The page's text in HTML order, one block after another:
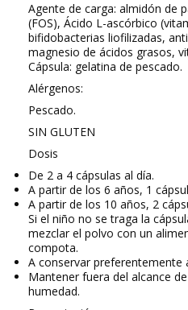
Agente de carga: almidón de
(FOS), Ácido L-ascórbico
bifidobacterias liofilizadas,
magnesio de ácidos grasos,
Cápsula: gelatina de pescado.
Alérgenos:
Pescado.
SIN GLUTEN
Dosis
De 2 a 4 cápsulas al día.
A partir de los 6 años, 1
A partir de los 10 años, 2
Si el niño no se traga la
mezclar el polvo con un
compota.
A conservar preferentemente
Mantener fuera del alcance
humedad.